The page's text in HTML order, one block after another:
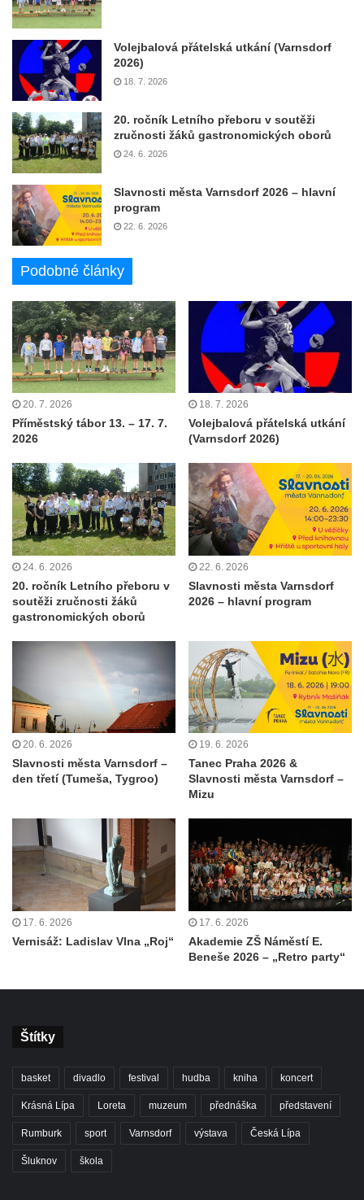
Volejbalová přátelská utkání (Varnsdorf
2026)
18. 7. 2026
20. ročník Letního přeboru v soutěži
zručnosti žáků gastronomických oborů
24. 6. 2026
Slavnosti města Varnsdorf 2026 – hlavní
program
22. 6. 2026
Podobné články
20. 7. 2026
Příměstský tábor 13. – 17. 7.
2026
18. 7. 2026
Volejbalová přátelská utkání
(Varnsdorf 2026)
24. 6. 2026
20. ročník Letního přeboru v
soutěži zručnosti žáků
gastronomických oborů
22. 6. 2026
Slavnosti města Varnsdorf
2026 – hlavní program
20. 6. 2026
Slavnosti města Varnsdorf –
den třetí (Tumeša, Tygroo)
19. 6. 2026
Tanec Praha 2026 &
Slavnosti města Varnsdorf –
Mizu
17. 6. 2026
Vernisáž: Ladislav Vlna „Roj“
17. 6. 2026
Akademie ZŠ Náměstí E.
Beneše 2026 – „Retro party“
Štítky
basket divadlo festival hudba kniha koncert
Krásná Lípa Loreta muzeum přednáška představení
Rumburk sport Varnsdorf výstava Česká Lípa
Šluknov škola